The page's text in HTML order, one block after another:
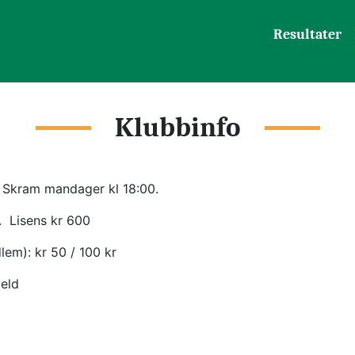
Resultater
Klubbinfo
mandager kl 18:00.
Lisens kr 600
kr 50 / 100 kr